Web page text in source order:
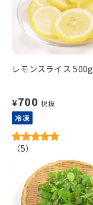
レモンスライス 500g
¥700 税抜
冷凍
（5）